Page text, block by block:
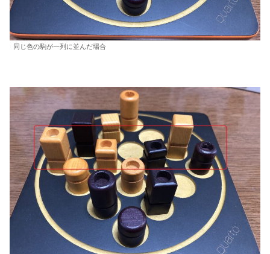
同じ色の駒が一列に並んだ場合